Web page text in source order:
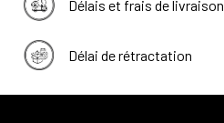
Délais et frais de livraison
Délai de rétractation